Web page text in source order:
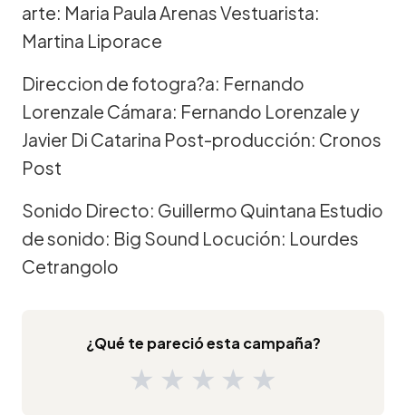
arte: Maria Paula Arenas Vestuarista:
Martina Liporace
Direccion de fotogra?a: Fernando
Lorenzale Cámara: Fernando Lorenzale y
Javier Di Catarina Post-producción: Cronos
Post
Sonido Directo: Guillermo Quintana Estudio
de sonido: Big Sound Locución: Lourdes
Cetrangolo
¿Qué te pareció esta campaña?
★ ★ ★ ★ ★